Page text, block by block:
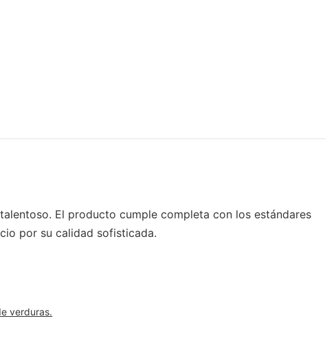
El producto cumple completa con los estándares
por su calidad sofisticada.
verduras.